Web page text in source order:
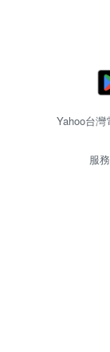
Yahoo台
服